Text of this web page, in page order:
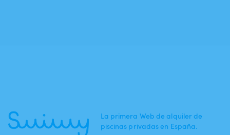
La primera Web de alquiler de
piscinas privadas en España.